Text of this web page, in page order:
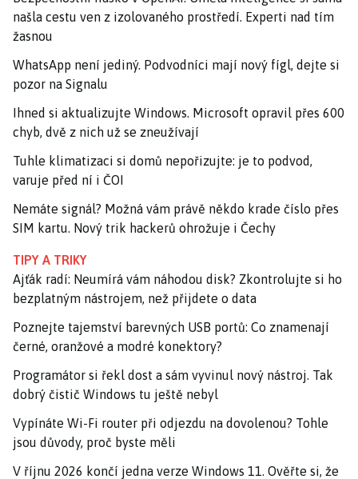
našla cestu ven z izolovaného prostředí. Experti nad tím
žasnou
WhatsApp není jediný. Podvodníci mají nový fígl, dejte si
pozor na Signalu
Ihned si aktualizujte Windows. Microsoft opravil přes 600
chyb, dvě z nich už se zneužívají
Tuhle klimatizaci si domů nepořizujte: je to podvod,
varuje před ní i ČOI
Nemáte signál? Možná vám právě někdo krade číslo přes
SIM kartu. Nový trik hackerů ohrožuje i Čechy
TIPY A TRIKY
Ajťák radí: Neumírá vám náhodou disk? Zkontrolujte si ho
bezplatným nástrojem, než přijdete o data
Poznejte tajemství barevných USB portů: Co znamenají
černé, oranžové a modré konektory?
Programátor si řekl dost a sám vyvinul nový nástroj. Tak
dobrý čistič Windows tu ještě nebyl
Vypínáte Wi-Fi router při odjezdu na dovolenou? Tohle
jsou důvody, proč byste měli
V říjnu 2026 končí jedna verze Windows 11. Ověřte si, že